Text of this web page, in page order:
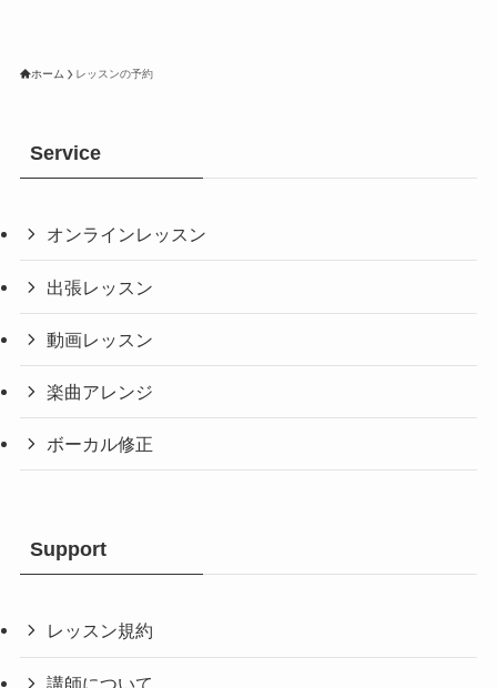
ホーム レッスンの予約
Service
オンラインレッスン
出張レッスン
動画レッスン
楽曲アレンジ
ボーカル修正
Support
レッスン規約
講師について